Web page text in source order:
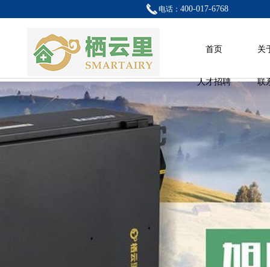
电话： 400-017-6768
首页 关
人才招聘 联